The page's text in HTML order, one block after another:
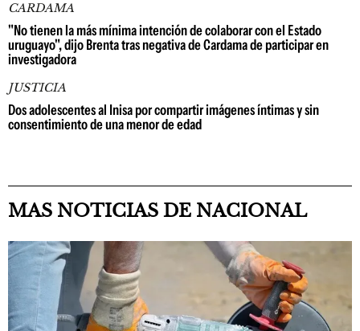
CARDAMA
"No tienen la más mínima intención de colaborar con el Estado
uruguayo", dijo Brenta tras negativa de Cardama de participar en
investigadora
JUSTICIA
Dos adolescentes al Inisa por compartir imágenes íntimas y sin
consentimiento de una menor de edad
MAS NOTICIAS DE NACIONAL